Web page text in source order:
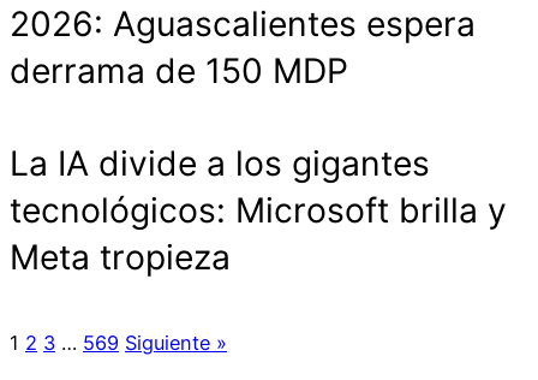
2026: Aguascalientes espera
derrama de 150 MDP
La IA divide a los gigantes
tecnológicos: Microsoft brilla y
Meta tropieza
1 2 3 … 569 Siguiente »